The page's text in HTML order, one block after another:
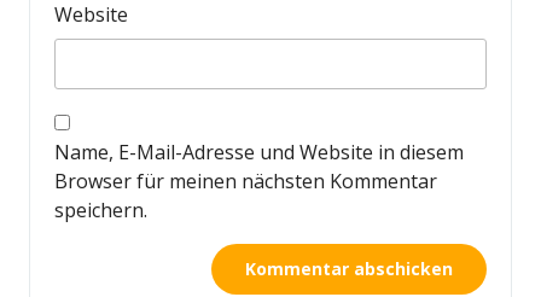
Website
Name, E-Mail-Adresse und Website in diesem
Browser für meinen nächsten Kommentar
speichern.